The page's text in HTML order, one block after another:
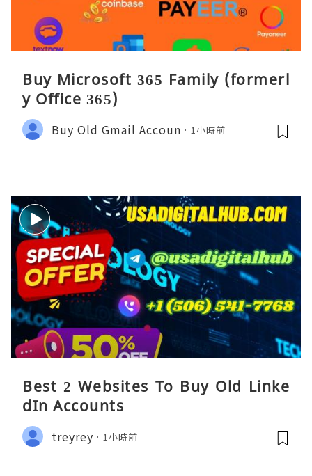
Buy Microsoft 365 Family (formerl
y Office 365)
Buy Old Gmail Accoun 1小時前
Best 2 Websites To Buy Old Linke
dIn Accounts
treyrey 1小時前